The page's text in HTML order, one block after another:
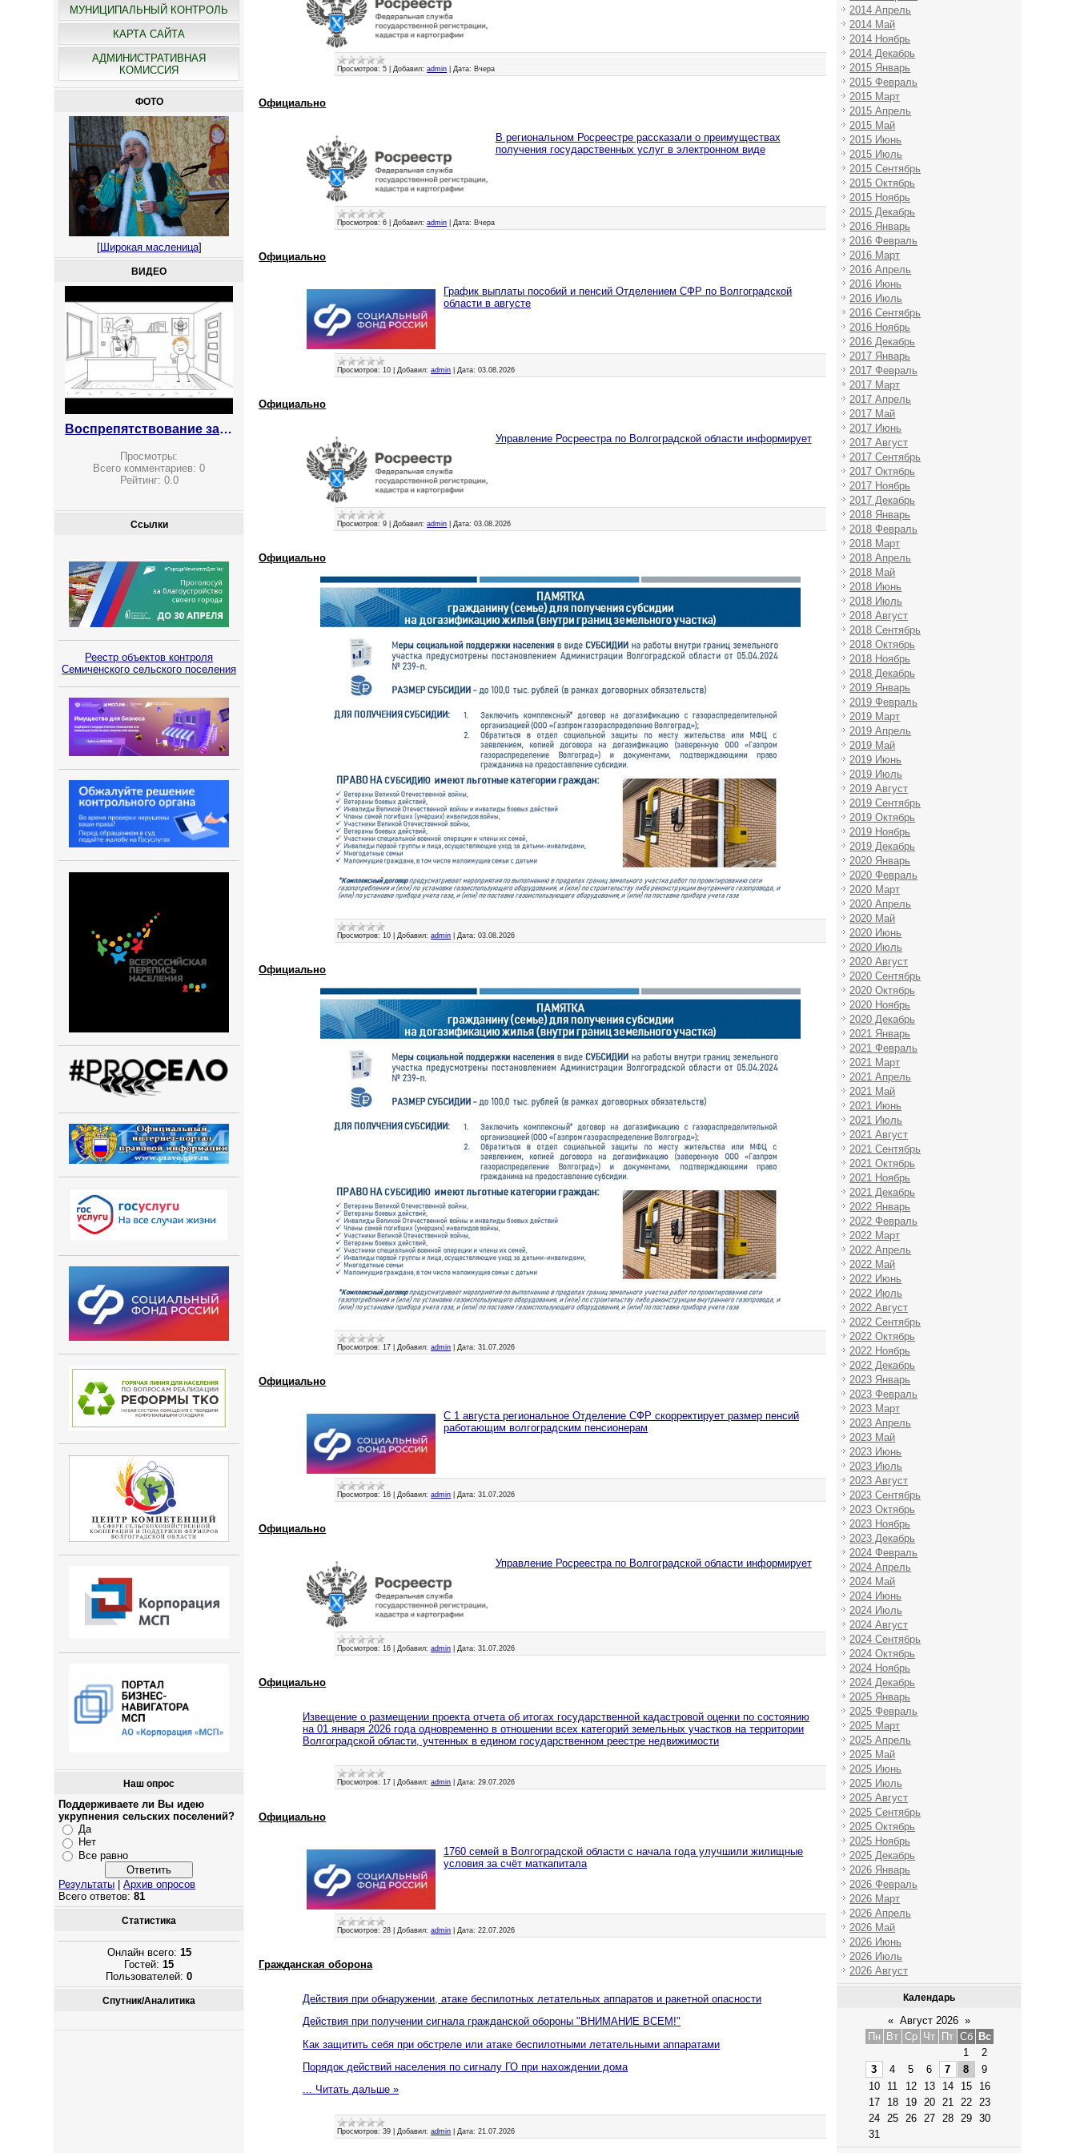
МУНИЦИПАЛЬНЫЙ КОНТРОЛЬ
КАРТА САЙТА
АДМИНИСТРАТИВНАЯ
КОМИССИЯ
ФОТО
[Широкая масленица]
ВИДЕО
Воспрепятствование законной предпринимательской деятельности
Просмотры:
Всего комментариев:0
Рейтинг: 0.0
Ссылки
Реестр объектов контроля
Семиченского сельского поселения
Наш опрос
Поддерживаете ли Вы идею
укрупнения сельских поселений?
Да
Нет
Все равно
Результаты |Архив опросов
Всего ответов:81
Статистика
Онлайн всего: 15
Гостей:15
Пользователей:0
Спутник/Аналитика
Просмотров: 5 Добавил: admin Дата: Вчера
Официально
В региональном Росреестре рассказали о преимуществах
получения государственных услуг в электронном виде
Просмотров: 6 Добавил: admin Дата: Вчера
Официально
График выплаты пособий и пенсий Отделением СФР по Волгоградской
области в августе
Просмотров: 10 Добавил: admin Дата: 03.08.2026
Официально
Управление Росреестра по Волгоградской области информирует
Просмотров: 9 Добавил: admin Дата: 03.08.2026
Официально
Просмотров: 10 Добавил: admin Дата: 03.08.2026
Официально
Просмотров: 17 Добавил: admin Дата: 31.07.2026
Официально
С 1 августа региональное Отделение СФР скорректирует размер пенсий
работающим волгоградским пенсионерам
Просмотров: 16 Добавил: admin Дата: 31.07.2026
Официально
Управление Росреестра по Волгоградской области информирует
Просмотров: 16 Добавил: admin Дата: 31.07.2026
Официально
Извещение о размещении проекта отчета об итогах государственной кадастровой оценки по состоянию
на 01 января 2026 года одновременно в отношении всех категорий земельных участков на территории
Волгоградской области, учтенных в едином государственном реестре недвижимости
Просмотров: 17 |Добавил: admin |Дата: 29.07.2026
Официально
1760 семей в Волгоградской области с начала года улучшили жилищные
условия за счёт маткапитала
Просмотров: 28 Добавил: admin Дата: 22.07.2026
Гражданская оборона
Действия при обнаружении, атаке беспилотных летательных аппаратов и ракетной опасности
Действия при получении сигнала гражданской обороны "ВНИМАНИЕ ВСЕМ!"
Как защитить себя при обстреле или атаке беспилотными летательными аппаратами
Порядок действий населения по сигналу ГО при нахождении дома
... Читать дальше »
Просмотров: 39 Добавил: admin Дата: 21.07.2026
2014 Апрель
2014 Май
2014 Ноябрь
2014 Декабрь
2015 Январь
2015 Февраль
2015 Март
2015 Апрель
2015 Май
2015 Июнь
2015 Июль
2015 Сентябрь
2015 Октябрь
2015 Ноябрь
2015 Декабрь
2016 Январь
2016 Февраль
2016 Март
2016 Апрель
2016 Июнь
2016 Июль
2016 Сентябрь
2016 Ноябрь
2016 Декабрь
2017 Январь
2017 Февраль
2017 Март
2017 Апрель
2017 Май
2017 Июнь
2017 Август
2017 Сентябрь
2017 Октябрь
2017 Ноябрь
2017 Декабрь
2018 Январь
2018 Февраль
2018 Март
2018 Апрель
2018 Май
2018 Июнь
2018 Июль
2018 Август
2018 Сентябрь
2018 Октябрь
2018 Ноябрь
2018 Декабрь
2019 Январь
2019 Февраль
2019 Март
2019 Апрель
2019 Май
2019 Июнь
2019 Июль
2019 Август
2019 Сентябрь
2019 Октябрь
2019 Ноябрь
2019 Декабрь
2020 Январь
2020 Февраль
2020 Март
2020 Апрель
2020 Май
2020 Июнь
2020 Июль
2020 Август
2020 Сентябрь
2020 Октябрь
2020 Ноябрь
2020 Декабрь
2021 Январь
2021 Февраль
2021 Март
2021 Апрель
2021 Май
2021 Июнь
2021 Июль
2021 Август
2021 Сентябрь
2021 Октябрь
2021 Ноябрь
2021 Декабрь
2022 Январь
2022 Февраль
2022 Март
2022 Апрель
2022 Май
2022 Июнь
2022 Июль
2022 Август
2022 Сентябрь
2022 Октябрь
2022 Ноябрь
2022 Декабрь
2023 Январь
2023 Февраль
2023 Март
2023 Апрель
2023 Май
2023 Июнь
2023 Июль
2023 Август
2023 Сентябрь
2023 Октябрь
2023 Ноябрь
2023 Декабрь
2024 Февраль
2024 Апрель
2024 Май
2024 Июнь
2024 Июль
2024 Август
2024 Сентябрь
2024 Октябрь
2024 Ноябрь
2024 Декабрь
2025 Январь
2025 Февраль
2025 Март
2025 Апрель
2025 Май
2025 Июнь
2025 Июль
2025 Август
2025 Сентябрь
2025 Октябрь
2025 Ноябрь
2025 Декабрь
2026 Январь
2026 Февраль
2026 Март
2026 Апрель
2026 Май
2026 Июнь
2026 Июль
2026 Август
Календарь
« Август 2026 »
Пн
Вт Ср Чт Пт Сб
Вс
1
2
3
4 5 6 7 8
9
10
11 12 13 14 15
16
17
18 19 20 21 22
23
24
25 26 27 28 29
30
31